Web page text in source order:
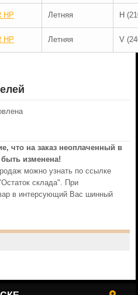
HP Летняя H
HP Летняя V
что на заказ неоплаченный в
изменена!
можно узнать по ссылке
склада". При
в интерсующий Вас шинный